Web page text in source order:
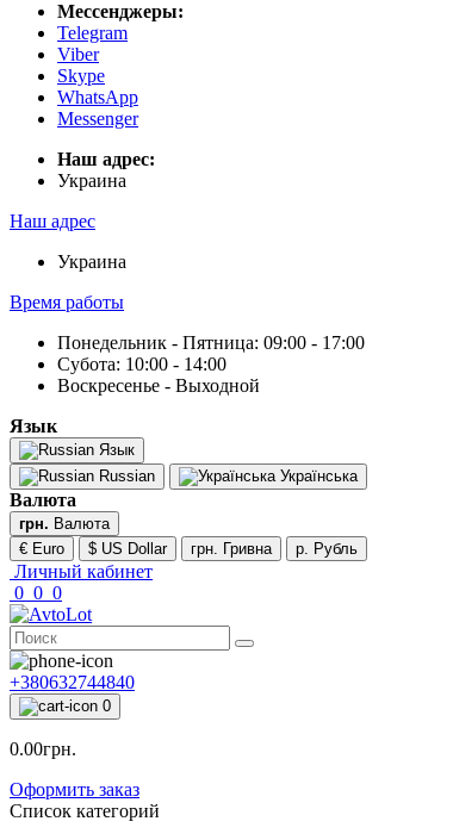
Мессенджеры:
Telegram
Viber
Skype
WhatsApp
Messenger
Наш адрес:
Украина
Наш адрес
Украина
Время работы
Понедельник - Пятница: 09:00 - 17:00
Субота: 10:00 - 14:00
Воскресенье - Выходной
Язык
Язык
Russian
Українська
Валюта
грн. Валюта
€ Euro
$ US Dollar грн. Гривна р. Рубль
Личный кабинет
0 0 0
+380632744840
0
0.00грн.
Оформить заказ
Список категорий